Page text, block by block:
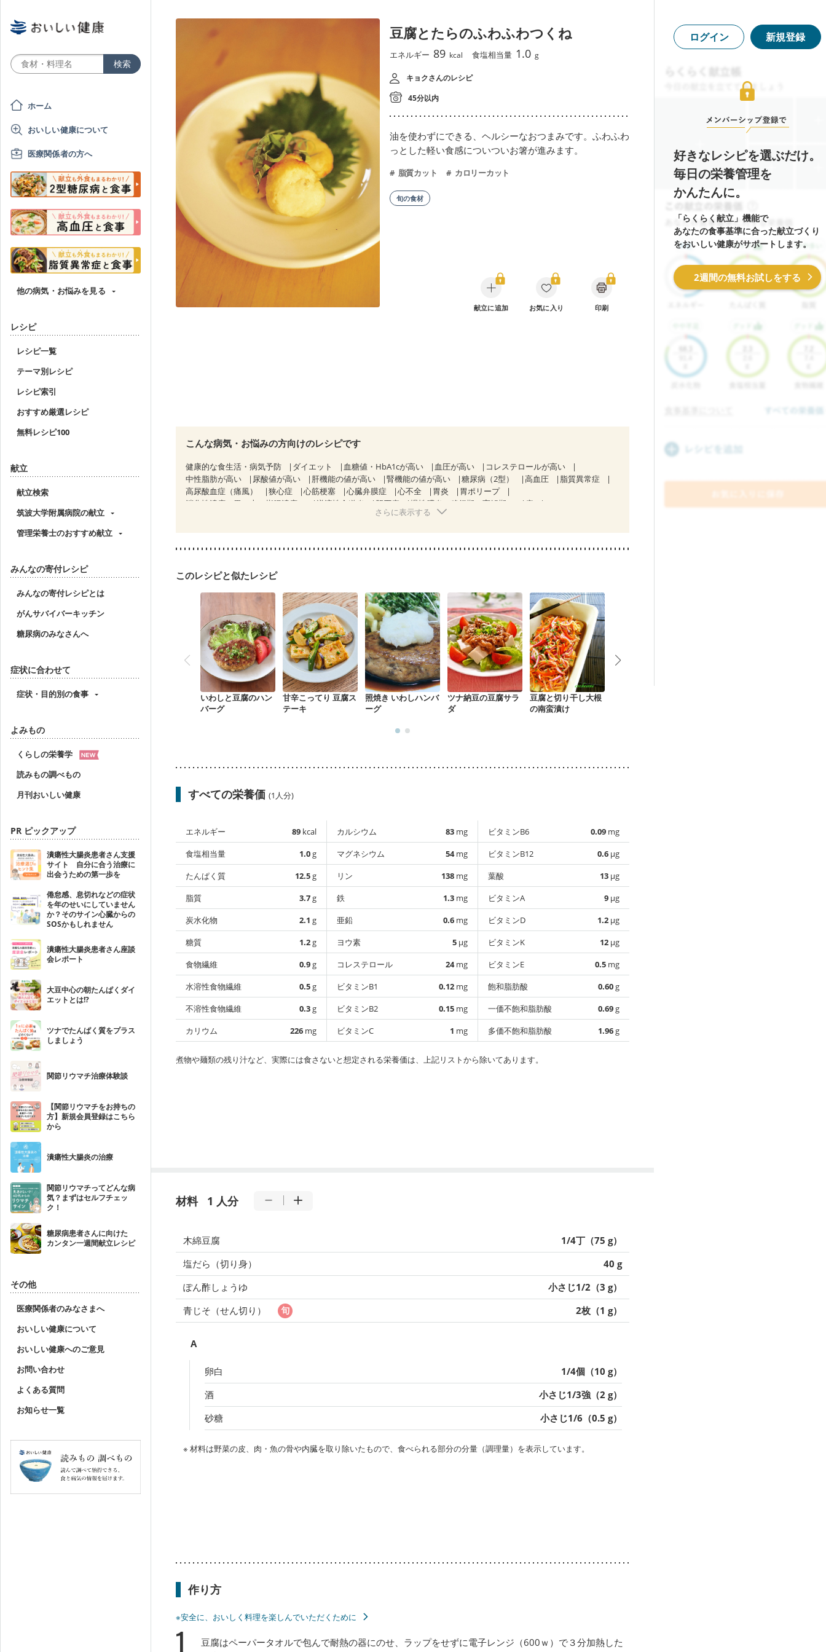
ホーム
おいしい健康について
医療関係者の方へ
他の病気・お悩みを見る
レシピ
レシピ一覧
テーマ別レシピ
レシピ索引
おすすめ厳選レシピ
無料レシピ100
献立
献立検索
筑波大学附属病院の献立
管理栄養士のおすすめ献立
みんなの寄付レシピ
みんなの寄付レシピとは
がんサバイバーキッチン
糖尿病のみなさんへ
症状に合わせて
症状・目的別の食事
よみもの
くらしの栄養学
読みもの調べもの
月刊おいしい健康
PR ピックアップ
潰瘍性大腸炎患者さん支援
サイト 自分に合う治療に
出会うための第一歩を
倦怠感、息切れなどの症状
を年のせいにしていません
か？そのサイン心臓からの
SOSかもしれません
潰瘍性大腸炎患者さん座談
会レポート
大豆中心の朝たんぱくダイ
エットとは!?
ツナでたんぱく質をプラス
しましょう
関節リウマチ治療体験談
【関節リウマチをお持ちの
方】新規会員登録はこちら
から
潰瘍性大腸炎の治療
関節リウマチってどんな病
気？まずはセルフチェッ
ク！
糖尿病患者さんに向けた
カンタン一週間献立レシピ
その他
医療関係者のみなさまへ
おいしい健康について
おいしい健康へのご意見
お問い合わせ
よくある質問
お知らせ一覧
豆腐とたらのふわふわつくね
エネルギー 89 kcal 食塩相当量 1.0 g
キョクさんのレシピ
45分以内
油を使わずにできる、ヘルシーなおつまみです。ふわふわ
っとした軽い食感についついお箸が進みます。
脂質カット カロリーカット
旬の食材
献立に追加 お気に入り 印刷
こんな病気・お悩みの方向けのレシピです
健康的な食生活・病気予防 ダイエット 血糖値・HbA1cが高い 血圧が高い
コレステロールが高い
中性脂肪が高い
尿酸値が高い 肝機能の値が高い 腎機能の値が高い 糖尿病（2型） 高血圧
脂質異常症
高尿酸血症（痛風）
狭心症 心筋梗塞 心臓弁膜症 心不全 胃炎
胃ポリープ
消化性潰瘍（胃・十二指腸潰瘍）
逆流性食道炎 胆石症 慢性膵炎（移行期・寛解期）
痔
過敏性腸症候群（IBS）
乳がん（放射線治療中）
乳がん治療を終えた方・経過観察中の方など
胃がん（抗がん剤治療中）
大腸がん（放射線治療中）
貧血対策
ニキビ・肌荒れ 妊活中 更年期
さらに表示する
このレシピと似たレシピ
いわしと豆腐のハン
バーグ
甘辛こってり 豆腐ス
テーキ
照焼き いわしハンバ
ーグ
ツナ納豆の豆腐サラ
ダ
豆腐と切り干し大根
の南蛮漬け
すべての栄養価 (1人分)
エネルギー 89 kcal
食塩相当量
1.0g
たんぱく質
12.5g
脂質
3.7g
炭水化物
2.1 g
糖質
1.2g
食物繊維
0.9g
水溶性食物繊維
0.5g
不溶性食物繊維
0.3g
カリウム
226 mg
カルシウム 83 mg
マグネシウム
54mg
リン
138 mg
鉄
1.3 mg
亜鉛
0.6 mg
ヨウ素
5 µg
コレステロール
24mg
ビタミンB1
0.12 mg
ビタミンB2
0.15 mg
ビタミンC
1 mg
ビタミンB6 0.09 mg
ビタミンB12
0.6 µg
葉酸
13 µg
ビタミンA
9 µg
ビタミンD
1.2 µg
ビタミンK
12 µg
ビタミンE
0.5 mg
飽和脂肪酸
0.60g
一価不飽和脂肪酸
0.69g
多価不飽和脂肪酸
1.96g
煮物や麺類の残り汁など、実際には食さないと想定される栄養価は、上記リストから除いてあります。
材料 1 人分
木綿豆腐
1/4丁（75 g）
塩だら（切り身）
40 g
ぽん酢しょうゆ
小さじ1/2（3 g）
青じそ（せん切り）
2枚（1 g）
A
卵白
1/4個（10 g）
酒
小さじ1/3強（2 g）
砂糖
小さじ1/6（0.5 g）
※ 材料は野菜の皮、肉・魚の骨や内臓を取り除いたもので、食べられる部分の分量（調理量）を表示しています。
作り方
※安全に、おいしく料理を楽しんでいただくために
1
豆腐はペーパータオルで包んで耐熱の器にのせ、ラップをせずに電子レンジ（600ｗ）で３分加熱した
ログイン 新規登録
好きなレシピを選ぶだけ。
毎日の栄養管理を
かんたんに。
「らくらく献立」機能で
あなたの食事基準に合った献立づくり
をおいしい健康がサポートします。
2週間の無料お試しをする